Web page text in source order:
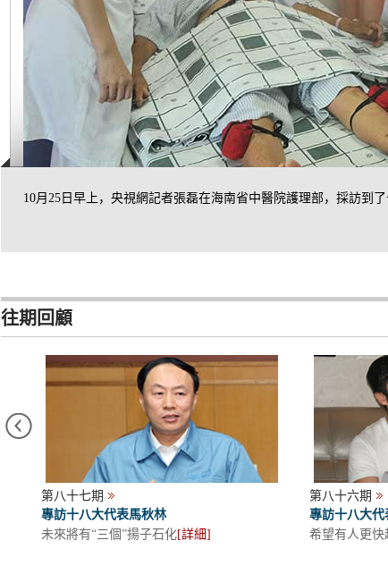
10月25日早上，央視網記者張磊在海南省中醫院護理部，採訪到
往期回顧
第八十七期
專訪十八大代表馬秋林
未來將有“三個”揚子石化[詳細]
第八十六期
專訪十八大代
希望有人更快